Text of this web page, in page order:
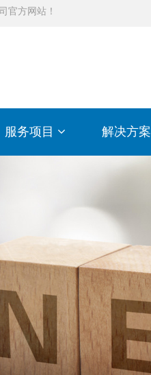
服务项目 解决方案
官方网站！